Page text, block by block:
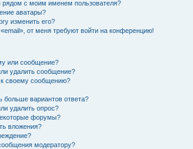
рядом с моим именем пользователя?
аватары?
изменить его?
от меня требуют войти на конференцию!
или сообщение?
удалить сообщение?
к своему сообщению?
больше вариантов ответа?
удалить опрос?
форумы?
вложения?
модератору?